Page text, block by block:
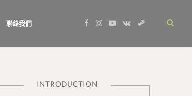
聯絡我們
I
Y
V
S
INTRODUCTION